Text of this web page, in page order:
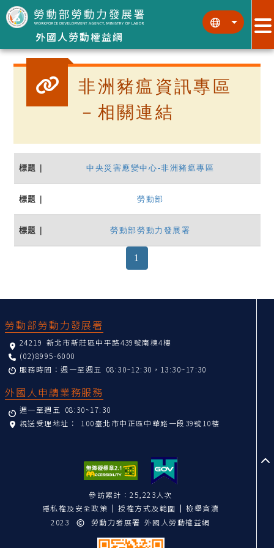
跳到主要內容區塊
外國人勞動權益網
::: :::
非洲豬瘟資訊專區
－相關連結
中央災害應變中心-非洲豬瘟專區
勞動部
勞動部勞動力發展署
1
勞動部勞動力發展署
24219 新北市新莊區中平路439號南棟4樓
(02)8995-6000
服務時間：週一至週五 08:30~12:30，13:30~17:30
外國人申請業務服務
週一至週五 08:30~17:30
親送受理地址： 100臺北市中正區中華路一段39號10樓
參訪累計：25,223人次
隱私權及安全政策
授權方式及範圍
檢舉貪瀆
2023
勞動力發展署 外國人勞動權益網
至